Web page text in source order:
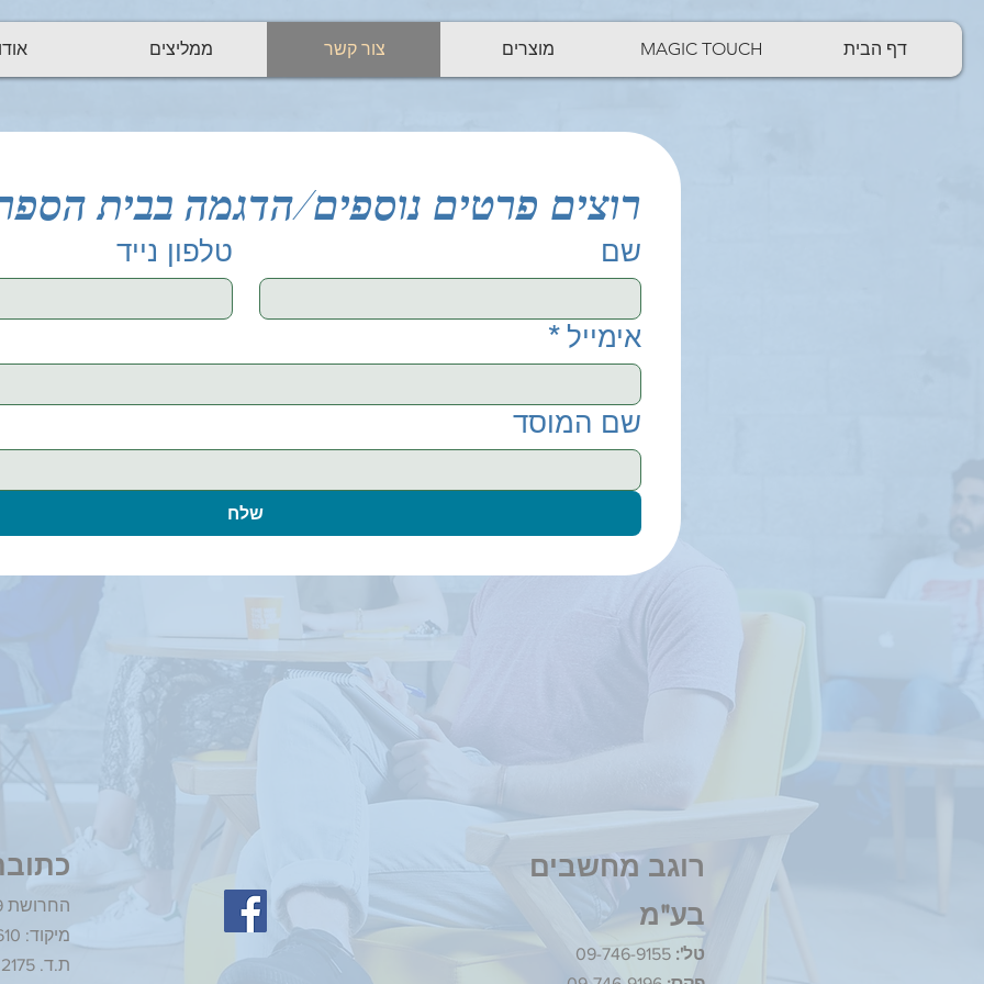
דף הבית MAGIC TOUCH מוצרים צור קשר ממליצים להתחברות
רוצים פרטים נוספים/הדגמה בבית
שם טלפון נייד
אימייל *
שם המוסד
שלח
Ra'anana החרושת 19, רעננה
מיקוד: 4365610
ת.ד. 2175
בע"מ
טל':